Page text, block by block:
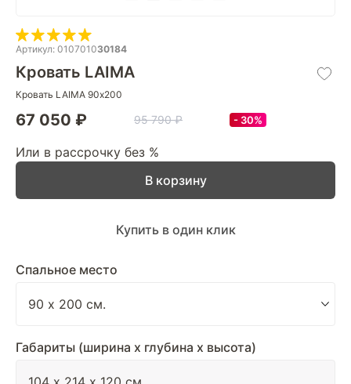
Артикул: 010701030184
Кровать LAIMA
Кровать LAIMA 90х200
67 050 ₽ 95 790 ₽ 30%
Или в рассрочку без %
Спальное место
Габариты (ширина х глубина х высота)
В корзину
Купить в один клик